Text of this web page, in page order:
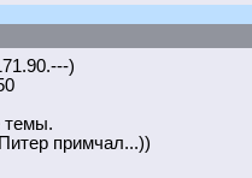
)
темы.
примчал...))